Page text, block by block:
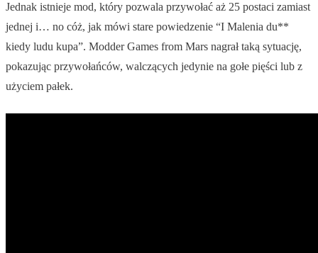
Jednak istnieje mod, który pozwala przywołać aż 25 postaci zamiast
jednej i… no cóż, jak mówi stare powiedzenie “I Malenia du**
kiedy ludu kupa”. Modder Games from Mars nagrał taką sytuację,
pokazując przywołańców, walczących jedynie na gołe pięści lub z
użyciem pałek.